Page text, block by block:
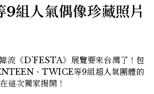
組人氣偶像珍藏照片
流《D’FESTA》展覽要來台灣了！包
、TWICE等9組超人氣團體的
這次獨家揭開！